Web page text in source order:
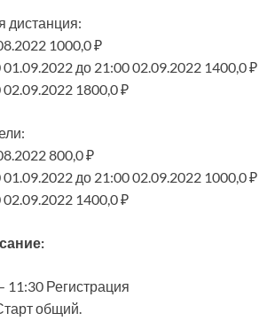
дистанция:
1000,0 ₽
01.09.2022 до 21:00 02.09.2022 1400,0 ₽
02.09.2022 1800,0 ₽
800,0 ₽
01.09.2022 до 21:00 02.09.2022 1000,0 ₽
02.09.2022 1400,0 ₽
11:30 Регистрация
общий.